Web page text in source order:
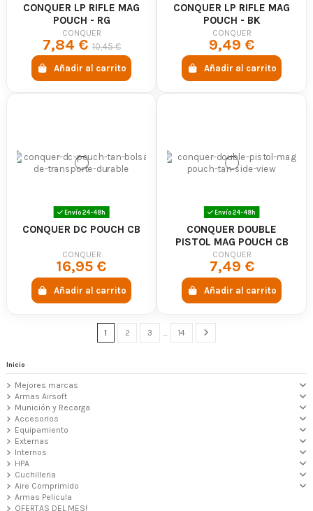
CONQUER LP RIFLE MAG
POUCH - RG
CONQUER
7,84 € 10,45 €
Añadir al carrito
CONQUER LP RIFLE MAG
POUCH - BK
CONQUER
9,49 €
Añadir al carrito
Envío 24-48h
CONQUER DC POUCH CB
CONQUER
16,95 €
Añadir al carrito
Envío 24-48h
CONQUER DOUBLE
PISTOL MAG POUCH CB
CONQUER
7,49 €
Añadir al carrito
1 2 3 14
Inicio
Mejores marcas
Armas Airsoft
Munición y Recarga
Accesorios
Equipamiento
Externas
Internos
HPA
Cuchilleria
Aire Comprimido
Armas Pelicula
OFERTAS DEL MES!